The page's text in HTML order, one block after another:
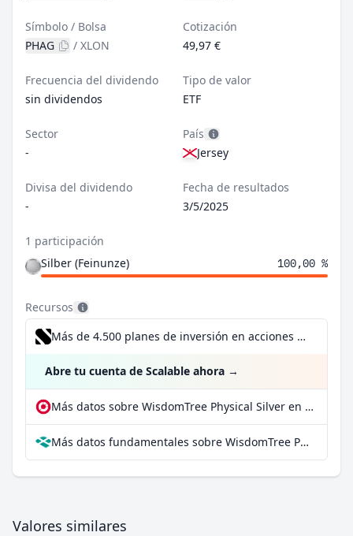
Símbolo / Bolsa
PHAG
/ XLON
Cotización
49,97 €
Frecuencia del dividendo
sin dividendos
Tipo de valor
ETF
Sector
-
País
Jersey
Divisa del dividendo
-
Fecha de resultados
3/5/2025
1 participación
Silber (Feinunze)
100,00 %
Recursos
Más de 4.500 planes de inversión en acciones desde 1 €
Abre tu cuenta de Scalable ahora →
Más datos sobre WisdomTree Physical Silver en extraETF
Más datos fundamentales sobre WisdomTree Physical Silver en Parqet
Valores similares